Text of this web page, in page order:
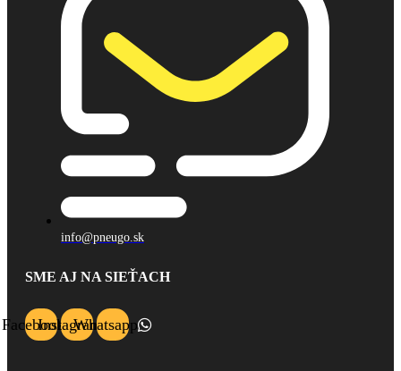
info@pneugo.sk
SME AJ NA SIEŤACH
FacebookInstagramWhatsapp